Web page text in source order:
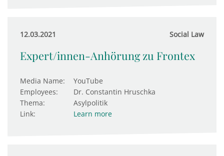
12.03.2021 Social Law
Expert/innen-Anhörung zu Frontex
Media Name:
YouTube
Employees:
Dr. Constantin Hruschka
Thema:
Asylpolitik
Link:
Learn more